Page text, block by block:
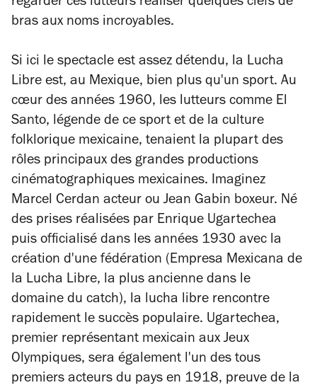
bras aux noms incroyables.
Si ici le spectacle est assez détendu, la Lucha
Libre est, au Mexique, bien plus qu'un sport. Au
cœur des années 1960, les lutteurs comme El
Santo, légende de ce sport et de la culture
folklorique mexicaine, tenaient la plupart des
rôles principaux des grandes productions
cinématographiques mexicaines. Imaginez
Marcel Cerdan acteur ou Jean Gabin boxeur. Né
des prises réalisées par Enrique Ugartechea
puis officialisé dans les années 1930 avec la
création d'une fédération (Empresa Mexicana de
la Lucha Libre, la plus ancienne dans le
domaine du catch), la lucha libre rencontre
rapidement le succès populaire. Ugartechea,
premier représentant mexicain aux Jeux
Olympiques, sera également l'un des tous
premiers acteurs du pays en 1918, preuve de la